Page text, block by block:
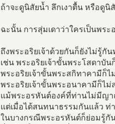
ถ้าจะดูนิสัยน้ำ ลึกเงาตื้น หรือดูนิ
ฉะนั้น การสุ่มเดาว่าใครเป็นพร
ถึงพระอริยเจ้าด้วยกันก็ยังไม่รู้กั
เช่น พระอริยเจ้าขั้นพระโสดาบั
พระอริยเจ้าขั้นพระสกิทาคามีก็
พระอริยเจ้าขั้นพระอนาคามีก็ไ
แม้พระอรหันต์องค์ที่ท่านไม่มีญ
แต่เมื่อได้สนทนาธรรมกันแล้ว
ในบางกรณีพระอรหันต์ก็ย่อมรู้กั